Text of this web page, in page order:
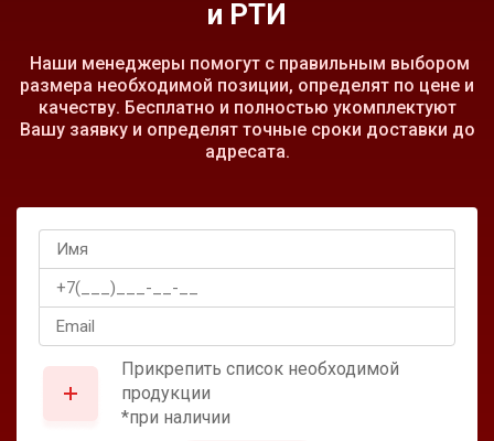
и РТИ
Наши менеджеры помогут с правильным выбором
размера необходимой позиции, определят по цене и
качеству. Бесплатно и полностью укомплектуют
Вашу заявку и определят точные сроки доставки до
адресата.
Прикрепить список необходимой
продукции
*при наличии